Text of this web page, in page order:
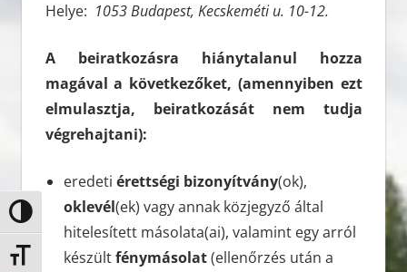
Nagy kontraszt váltása
Betűméret váltása
Helye: 1053 Budapest, Kecskeméti u. 10-12.
A beiratkozásra hiánytalanul hozza
magával a következőket, (amennyiben ezt
elmulasztja, beiratkozását nem tudja
végrehajtani):
eredeti érettségi bizonyítvány(ok),
oklevél(ek) vagy annak közjegyző által
hitelesített másolata(ai), valamint egy arról
készültfénymásolat(ellenőrzés után a